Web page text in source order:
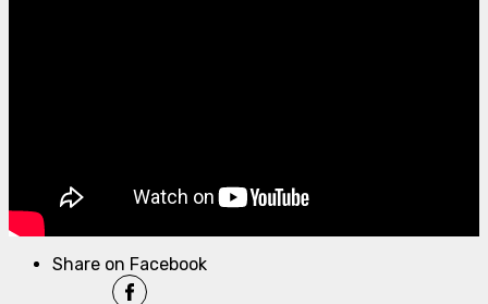
Share on Facebook